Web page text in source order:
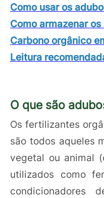
Como usar os
Como armazenar
Carbono orgânico
Leitura
O que são
Os fertilizantes
são todos aqueles
vegetal ou animal
utilizados como
condicionadores